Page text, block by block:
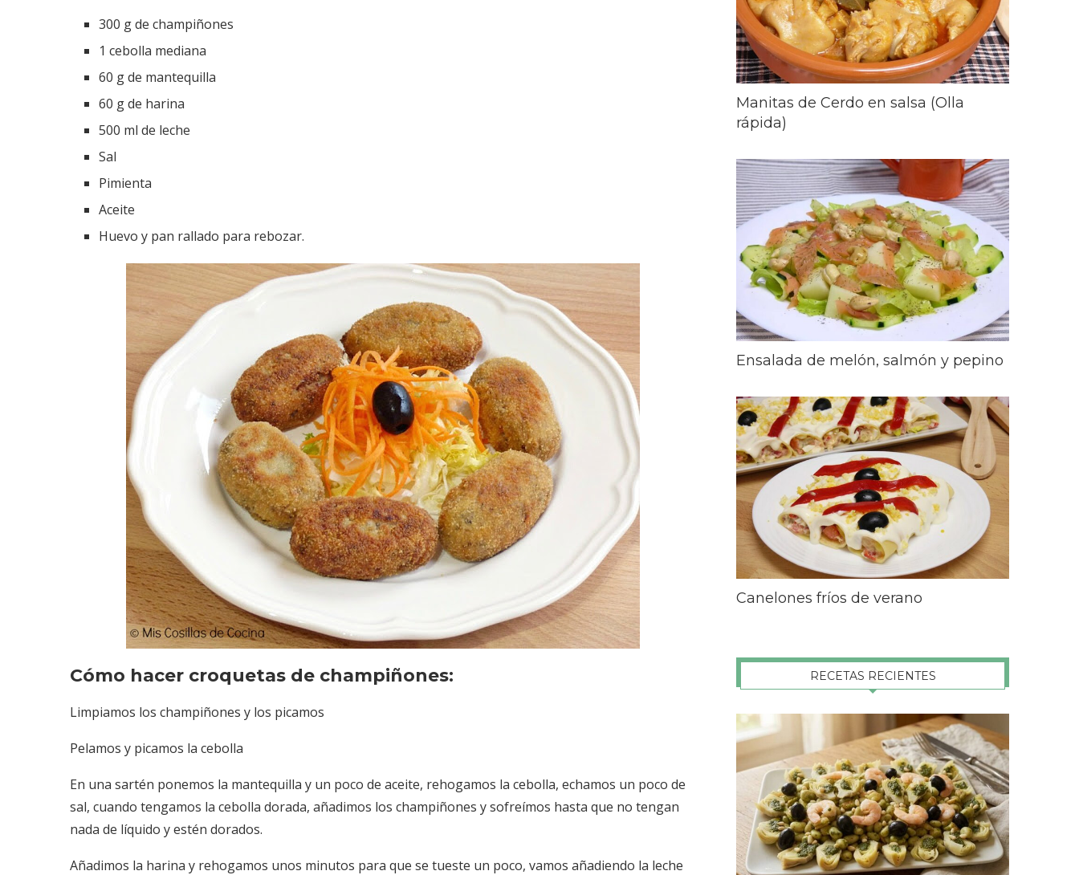
300 g de champiñones
1 cebolla mediana
60 g de mantequilla
60 g de harina
500 ml de leche
Sal
Pimienta
Aceite
Huevo y pan rallado para rebozar.
Cómo hacer croquetas de champiñones:
Limpiamos los champiñones y los picamos
Pelamos y picamos la cebolla
En una sartén ponemos la mantequilla y un poco de aceite, rehogamos la cebolla, echamos un poco de
sal, cuando tengamos la cebolla dorada, añadimos los champiñones y sofreímos hasta que no tengan
nada de líquido y estén dorados.
Añadimos la harina y rehogamos unos minutos para que se tueste un poco, vamos añadiendo la leche
Manitas de Cerdo en salsa (Olla
rápida)
Ensalada de melón, salmón y pepino
Canelones fríos de verano
RECETAS RECIENTES